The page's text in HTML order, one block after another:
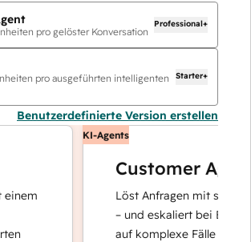
pro gelöster Konversation
Professional+
pro ausgeführten intelligenten
Starter+
Benutzerdefinierte Version erstellen
KI-Agents
Customer Agent
Löst Anfragen mit
– und eskaliert bei Bedarf,
auf komplexe Fälle und den